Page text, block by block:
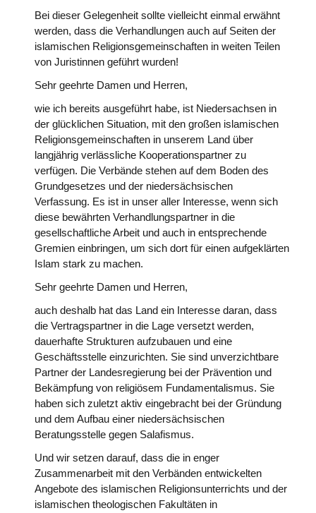
Bei dieser Gelegenheit sollte vielleicht einmal erwähnt
werden, dass die Verhandlungen auch auf Seiten der
islamischen Religionsgemeinschaften in weiten Teilen
von Juristinnen geführt wurden!
Sehr geehrte Damen und Herren,
wie ich bereits ausgeführt habe, ist Niedersachsen in
der glücklichen Situation, mit den großen islamischen
Religionsgemeinschaften in unserem Land über
langjährig verlässliche Kooperationspartner zu
verfügen. Die Verbände stehen auf dem Boden des
Grundgesetzes und der niedersächsischen
Verfassung. Es ist in unser aller Interesse, wenn sich
diese bewährten Verhandlungspartner in die
gesellschaftliche Arbeit und auch in entsprechende
Gremien einbringen, um sich dort für einen aufgeklärten
Islam stark zu machen.
Sehr geehrte Damen und Herren,
auch deshalb hat das Land ein Interesse daran, dass
die Vertragspartner in die Lage versetzt werden,
dauerhafte Strukturen aufzubauen und eine
Geschäftsstelle einzurichten. Sie sind unverzichtbare
Partner der Landesregierung bei der Prävention und
Bekämpfung von religiösem Fundamentalismus. Sie
haben sich zuletzt aktiv eingebracht bei der Gründung
und dem Aufbau einer niedersächsischen
Beratungsstelle gegen Salafismus.
Und wir setzen darauf, dass die in enger
Zusammenarbeit mit den Verbänden entwickelten
Angebote des islamischen Religionsunterrichts und der
islamischen theologischen Fakultäten in